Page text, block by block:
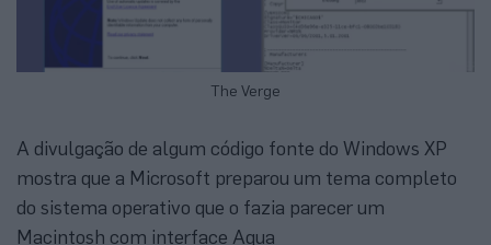
The Verge
A divulgação de algum código fonte do Windows XP
mostra que a Microsoft preparou um tema completo
do sistema operativo que o fazia parecer um
Macintosh com interface Aqua